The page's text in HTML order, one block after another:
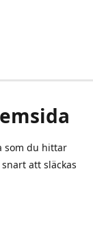
som du hittar
att släckas